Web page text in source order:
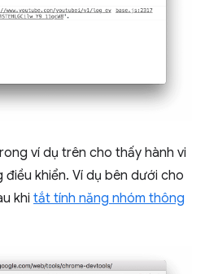
ví dụ trên cho thấy hành vi
điều khiển. Ví dụ bên dưới cho
khi tắt tính năng nhóm thông